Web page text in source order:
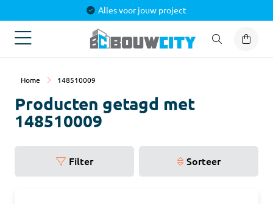
Alles voor jouw project
Home 148510009
Producten getagd met
148510009
Filter Sorteer